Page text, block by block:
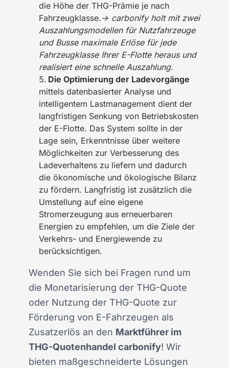
die Höhe der THG-Prämie je nach
Fahrzeugklasse.→ carbonify holt mit zwei
Auszahlungsmodellen für Nutzfahrzeuge
und Busse maximale Erlöse für jede
Fahrzeugklasse Ihrer E-Flotte heraus und
realisiert eine schnelle Auszahlung.
Die Optimierung der Ladevorgänge
mittels datenbasierter Analyse und
intelligentem Lastmanagement dient der
langfristigen Senkung von Betriebskosten
der E-Flotte. Das System sollte in der
Lage sein, Erkenntnisse über weitere
Möglichkeiten zur Verbesserung des
Ladeverhaltens zu liefern und dadurch
die ökonomische und ökologische Bilanz
zu fördern. Langfristig ist zusätzlich die
Umstellung auf eine eigene
Stromerzeugung aus erneuerbaren
Energien zu empfehlen, um die Ziele der
Verkehrs- und Energiewende zu
berücksichtigen.
Wenden Sie sich bei Fragen rund um
die Monetarisierung der THG-Quote
oder Nutzung der THG-Quote zur
Förderung von E-Fahrzeugen als
Zusatzerlös an den Marktführer im
THG-Quotenhandel carbonify! Wir
bieten maßgeschneiderte Lösungen